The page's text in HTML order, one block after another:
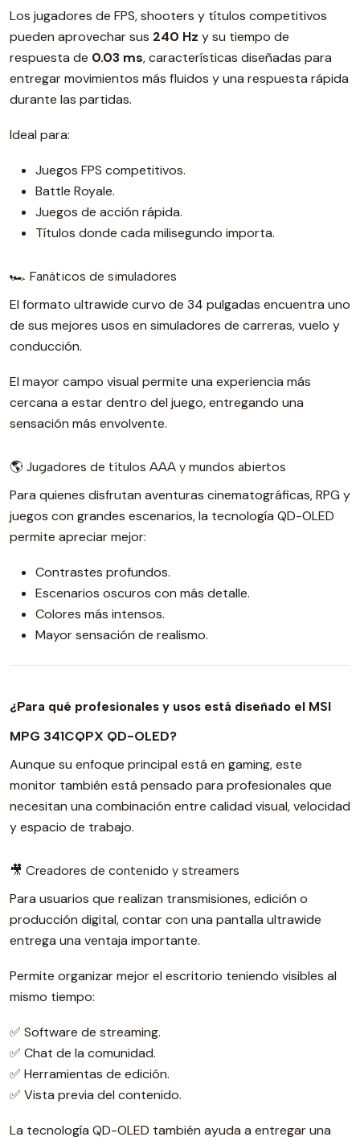
Los jugadores de FPS, shooters y títulos competitivos
pueden aprovechar sus 240 Hz y su tiempo de
respuesta de 0.03 ms, características diseñadas para
entregar movimientos más fluidos y una respuesta rápida
durante las partidas.
Ideal para:
Juegos FPS competitivos.
Battle Royale.
Juegos de acción rápida.
Títulos donde cada milisegundo importa.
🏎️ Fanáticos de simuladores
El formato ultrawide curvo de 34 pulgadas encuentra uno
de sus mejores usos en simuladores de carreras, vuelo y
conducción.
El mayor campo visual permite una experiencia más
cercana a estar dentro del juego, entregando una
sensación más envolvente.
🌎 Jugadores de títulos AAA y mundos abiertos
Para quienes disfrutan aventuras cinematográficas, RPG y
juegos con grandes escenarios, la tecnología QD-OLED
permite apreciar mejor:
Contrastes profundos.
Escenarios oscuros con más detalle.
Colores más intensos.
Mayor sensación de realismo.
¿Para qué profesionales y usos está diseñado el MSI
MPG 341CQPX QD-OLED?
Aunque su enfoque principal está en gaming, este
monitor también está pensado para profesionales que
necesitan una combinación entre calidad visual, velocidad
y espacio de trabajo.
🎥 Creadores de contenido y streamers
Para usuarios que realizan transmisiones, edición o
producción digital, contar con una pantalla ultrawide
entrega una ventaja importante.
Permite organizar mejor el escritorio teniendo visibles al
mismo tiempo:
✅ Software de streaming.
✅ Chat de la comunidad.
✅ Herramientas de edición.
✅ Vista previa del contenido.
La tecnología QD-OLED también ayuda a entregar una